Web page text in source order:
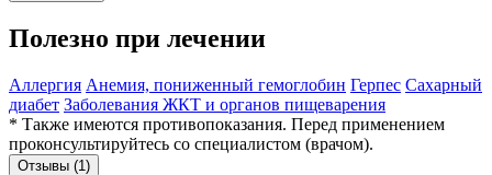
Полезно при лечении
Аллергия Анемия, пониженный гемоглобин Герпес Сахарный
диабет Заболевания ЖКТ и органов пищеварения
* Также имеются противопоказания. Перед применением
проконсультируйтесь со специалистом (врачом).
Отзывы (1)